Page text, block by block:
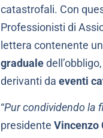
catastrofali. Con
Professionisti di
lettera contenente
graduale
derivanti da eventi
“Pur condividendo la
presidente Vincenzo